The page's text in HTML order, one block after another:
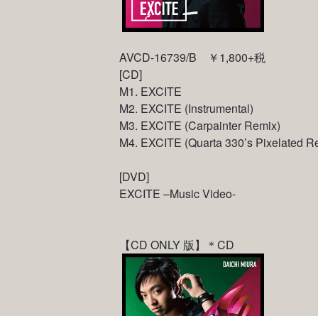
AVCD-16739/B ￥1,800+税
[CD]
M1. EXCITE
M2. EXCITE (Instrumental)
M3. EXCITE (Carpainter Remix)
M4. EXCITE (Quarta 330’s Pixelated
[DVD]
EXCITE –Music Video-
【CD ONLY 版】＊CD